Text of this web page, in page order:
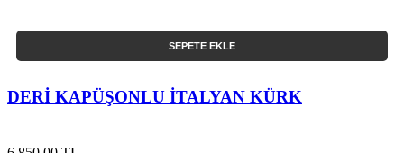
SEPETE EKLE
DERİ KAPÜŞONLU İTALYAN KÜRK